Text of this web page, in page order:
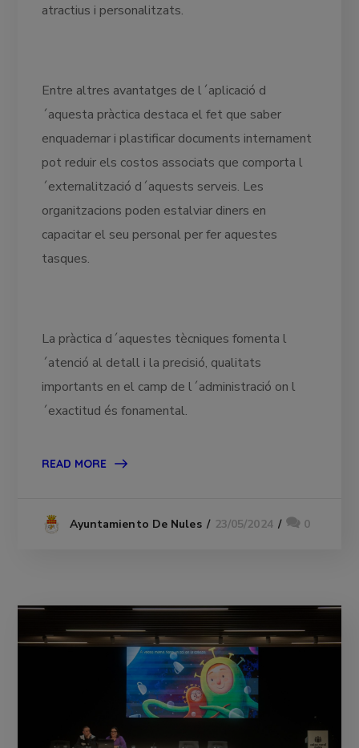
atractius i personalitzats.
Entre altres avantatges de l´aplicació d
´aquesta pràctica destaca el fet que saber
enquadernar i plastificar documents internament
pot reduir els costos associats que comporta l
´externalització d´aquests serveis. Les
organitzacions poden estalviar diners en
capacitar el seu personal per fer aquestes
tasques.
La pràctica d´aquestes tècniques fomenta l
´atenció al detall i la precisió, qualitats
importants en el camp de l´administració on l
´exactitud és fonamental.
READ MORE
Ayuntamiento De Nules 23/05/2024 0